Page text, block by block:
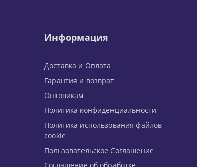
Информация
Доставка и Оплата
Гарантия и возврат
Оптовикам
Политика конфиденциальности
Политика использования файлов
cookie
Пользовательское Соглашение
Соглашение об обработке